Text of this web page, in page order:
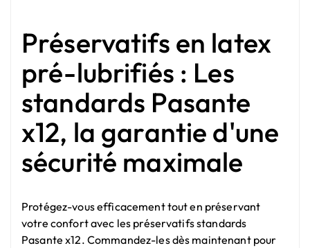
Préservatifs en latex
pré-lubrifiés : Les
standards Pasante
x12, la garantie d'une
sécurité maximale
Protégez-vous efficacement tout en préservant
votre confort avec les préservatifs standards
Pasante x12. Commandez-les dès maintenant pour